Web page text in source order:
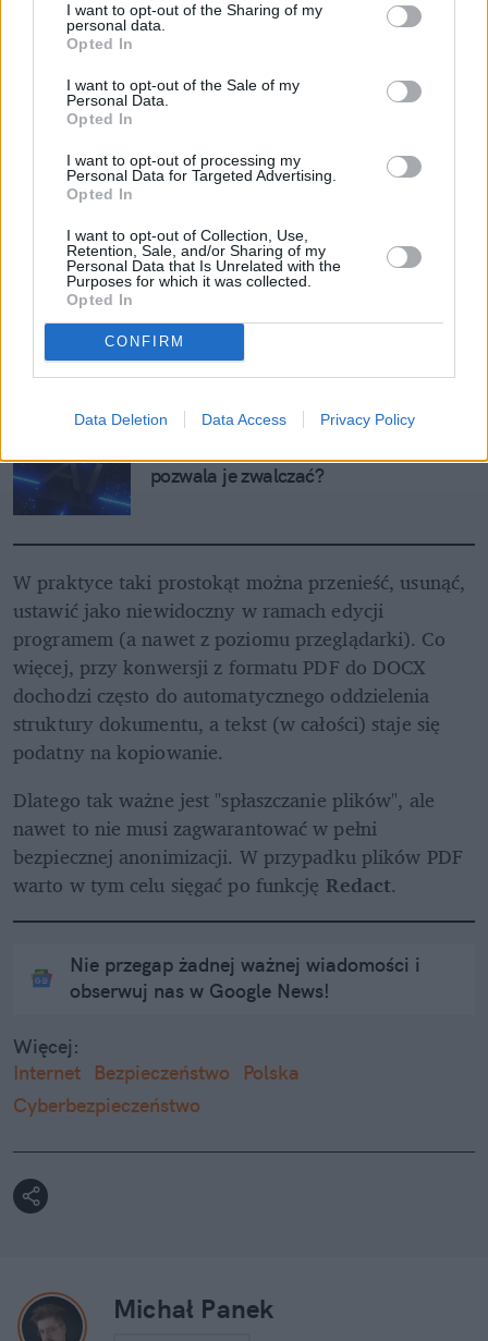
I want to opt-out of the Sharing of my
personal data.
Opted In
I want to opt-out of the Sale of my
Personal Data.
Opted In
I want to opt-out of processing my
Personal Data for Targeted Advertising.
Opted In
I want to opt-out of Collection, Use,
Retention, Sale, and/or Sharing of my
Personal Data that Is Unrelated with the
Purposes for which it was collected.
Opted In
CONFIRM
Data Deletion Data Access Privacy Policy
Zapomniałeś powiedzieć w domu, gdzie
przypomnieć
dotyczy? Putin chce wejść do Twojej
głowy
Jeden klik i "koniec świata". Jak
nieświadomy błąd paraliżuje szpitale,
szkoły i firmy
Claude sparaliżowany przez Trumpa.
Słynne AI oberwało bez konkretnego
pozwala je zwalczać?
W praktyce taki prostokąt można przenieść, usunąć,
ustawić jako niewidoczny w ramach edycji
programem (a nawet z poziomu przeglądarki). Co
więcej, przy konwersji z formatu PDF do DOCX
dochodzi często do automatycznego oddzielenia
struktury dokumentu, a tekst (w całości) staje się
podatny na kopiowanie.
Dlatego tak ważne jest "spłaszczanie plików", ale
nawet to nie musi zagwarantować w pełni
bezpiecznej anonimizacji. W przypadku plików PDF
warto w tym celu sięgać po funkcję Redact.
Nie przegap żadnej ważnej wiadomości i
obserwuj nas w Google News!
Więcej:
Internet
Bezpieczeństwo
Polska
Cyberbezpieczeństwo
Michał Panek